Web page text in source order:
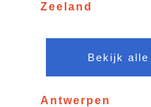
Zeeland
Bekijk alle
Antwerpen